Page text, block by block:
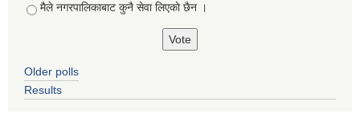
मैले नगरपालिकाबाट कुनै सेवा लिएकाे छैन ।
Older polls
Results